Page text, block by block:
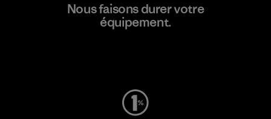
Nous faisons durer votre
équipement.